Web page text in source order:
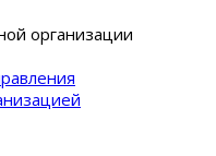
организации